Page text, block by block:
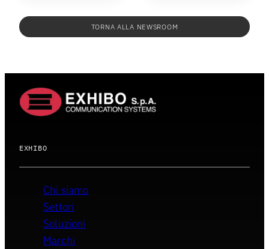
TORNA ALLA NEWSROOM
EXHIBO
Chi siamo
Settori
Soluzioni
Marchi